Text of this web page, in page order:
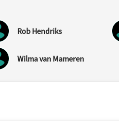
Rob Hendriks
Wilma van Mameren